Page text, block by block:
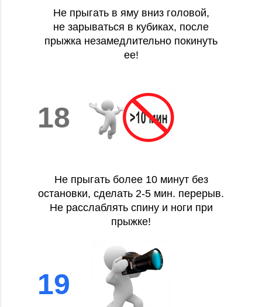
Не прыгать в яму вниз головой,
не зарываться в кубиках, после
прыжка незамедлительно покинуть
ее!
18
Не прыгать более 10 минут без
остановки, сделать 2-5 мин. перерыв.
Не расслаблять спину и ноги при
прыжке!
19